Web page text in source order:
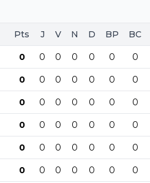
Pts J V N D BP BC
0 0 0 0 0 0 0
0 0 0 0 0 0 0
0 0 0 0 0 0 0
0 0 0 0 0 0 0
0 0 0 0 0 0 0
0 0 0 0 0 0 0